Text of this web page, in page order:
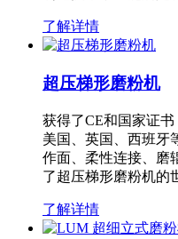
了解详情
超压梯形磨粉机
获得了CE和国家证书
美国、英国、西班牙
作面、柔性连接、磨
了超压梯形磨粉机
了解详情